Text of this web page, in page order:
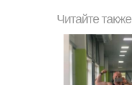
Читайте также